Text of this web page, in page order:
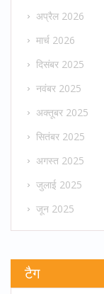
अप्रैल 2026
मार्च 2026
दिसंबर 2025
नवंबर 2025
अक्तूबर 2025
सितंबर 2025
अगस्त 2025
जुलाई 2025
जून 2025
टैग